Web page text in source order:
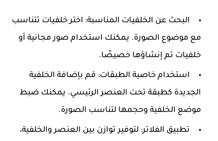
البحث عن الخلفيات المناسبة: اختر خلفيات تتناسب
مع موضوع الصورة. يمكنك استخدام صور مجانية أو
خلفيات تم إنشاؤها خصيصًا.
استخدام خاصية الطبقات: قم بإضافة الخلفية
الجديدة كطبقة تحت العنصر الرئيسي. يمكنك ضبط
موضع الخلفية وحجمها لتناسب الصورة.
تطبيق الفلاتر: لتوفير توازن بين العنصر والخلفية،